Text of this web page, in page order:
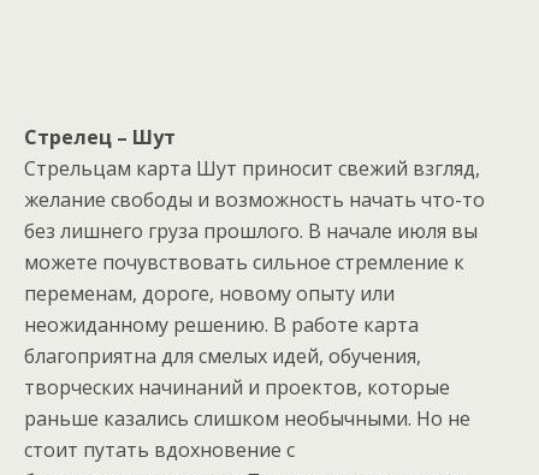
Стрелец – Шут
Стрельцам карта Шут приносит свежий взгляд,
желание свободы и возможность начать что-то
без лишнего груза прошлого. В начале июля вы
можете почувствовать сильное стремление к
переменам, дороге, новому опыту или
неожиданному решению. В работе карта
благоприятна для смелых идей, обучения,
творческих начинаний и проектов, которые
раньше казались слишком необычными. Но не
стоит путать вдохновение с